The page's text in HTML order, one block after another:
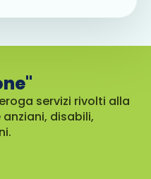
servizi rivolti alla
disabili,